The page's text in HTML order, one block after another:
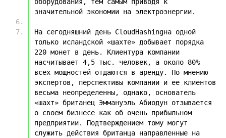
значительной экономии на электроэнергии.
На сегодняшний день CloudHashingна одной
только исландской «шахте» добывает порядка
220 монет в день. Клиентура компании
насчитывает 4,5 тыс. человек, а около 80%
всех мощностей отдаются в аренду. По мнению
экспертов, перспективы компании и ее клиентов
весьма неопределенны, однако, основатель
«шахт» британец Эммануэль Абиодун отзывается
о своем бизнесе как об очень прибыльном
предприятии. Подтверждением тому могут
служить действия британца направленные на